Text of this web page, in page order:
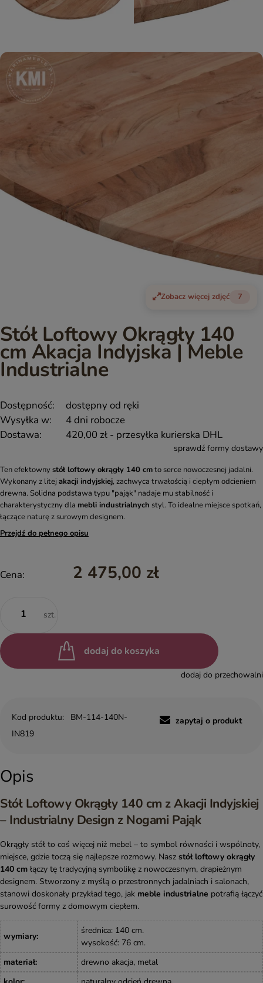
Zobacz więcej zdjęć 7
Stół Loftowy Okrągły 140
cm Akacja Indyjska | Meble
Industrialne
Dostępność:
dostępny od ręki
Wysyłka w:
4 dni robocze
Dostawa:
420,00 zł - przesyłka kurierska DHL
sprawdź formy dostawy
Ten efektownystół loftowy okrągły 140 cmto serce nowoczesnej jadalni.
Wykonany z litej akacji indyjskiej, zachwyca trwałością i ciepłym odcieniem
drewna. Solidna podstawa typu "pająk" nadaje mu stabilność i
charakterystyczny dla mebli industrialnych styl. To idealne miejsce spotkań,
łączące naturę z surowym designem.
Przejdź do pełnego opisu
Cena: 2 475,00 zł
szt.
dodaj do koszyka
dodaj do przechowalni
Kod produktu:
BM-114-140N-
IN819
zapytaj o produkt
Opis
Stół Loftowy Okrągły 140 cm z Akacji Indyjskiej
– Industrialny Design z Nogami Pająk
Okrągły stół to coś więcej niż mebel – to symbol równości i wspólnoty,
miejsce, gdzie toczą się najlepsze rozmowy. Nasz stół loftowy okrągły
140 cm łączy tę tradycyjną symbolikę z nowoczesnym, drapieżnym
designem. Stworzony z myślą o przestronnych jadalniach i salonach,
stanowi doskonały przykład tego, jak meble industrialne potrafią łączyć
surowość formy z domowym ciepłem.
wymiary:
średnica: 140 cm.
wysokość: 76 cm.
materiał:
drewno akacja, metal